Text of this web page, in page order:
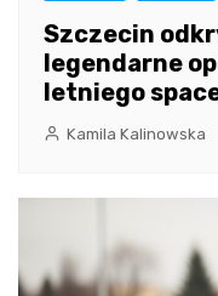
Szczecin
legendarne
letniego
Kamila Kalinowska